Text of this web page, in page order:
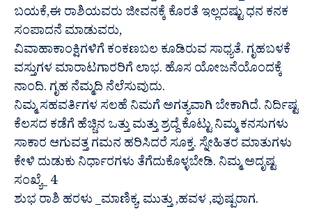
ಬಯಕೆ,ಈ ರಾಶಿಯವರು ಜೀವನಕ್ಕೆ ಕೊರತೆ ಇಲ್ಲದಷ್ಟು ಧನ ಕನಕ
ಸಂಪಾದನೆ ಮಾಡುವರು,
ವಿವಾಹಾಕಾಂಕ್ಷಿಗಳಿಗೆ ಕಂಕಣಬಲ ಕೂಡಿರುವ ಸಾಧ್ಯತೆ. ಗೃಹಬಳಕೆ
ವಸ್ತುಗಳ ಮಾರಾಟಗಾರರಿಗೆ ಲಾಭ. ಹೊಸ ಯೋಜನೆಯೊಂದಕ್ಕೆ
ನಾಂದಿ. ಗೃಹ ನೆಮ್ಮದಿ ನೆಲೆಸುವುದು.
ನಿಮ್ಮ ಸಹವರ್ತಿಗಳ ಸಲಹೆ ನಿಮಗೆ ಅಗತ್ಯವಾಗಿ ಬೇಕಾಗಿದೆ. ನಿರ್ದಿಷ್ಟ
ಕೆಲಸದ ಕಡೆಗೆ ಹೆಚ್ಚಿನ ಒತ್ತು ಮತ್ತು ಶ್ರದ್ದೆ ಕೊಟ್ಟು ನಿಮ್ಮ ಕನಸುಗಳು
ಸಾಕಾರ ಆಗುವತ್ತ ಗಮನ ಹರಿಸಿದರೆ ಸೂಕ್ತ. ಸ್ನೇಹಿತರ ಮಾತುಗಳು
ಕೇಳಿ ದುಡುಕು ನಿರ್ಧಾರಗಳು ತೆಗೆದುಕೊಳ್ಳಬೇಡಿ. ನಿಮ್ಮ ಅದೃಷ್ಟ
ಸಂಖ್ಯೆ_ 4
ಶುಭ ರಾಶಿ ಹರಳು _ಮಾಣಿಕ್ಯ, ಮುತ್ತು ,ಹವಳ ,ಪುಷ್ಪರಾಗ.